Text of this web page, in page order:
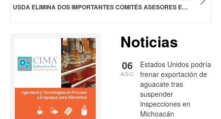
USDA ELIMINA DOS IMPORTANTES COMITÉS ASESORES EN MATERIA DE SEGURIDAD ALIMENTARIA
Noticias
Estados Unidos podría
frenar exportación de
aguacate tras
suspender
inspecciones en
Michoacán
06
AGO